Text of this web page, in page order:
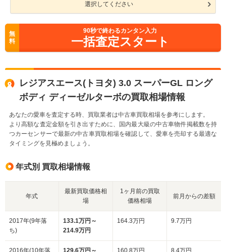
選択してください
無
料
90秒で終わるカンタン入力
一括査定スタート
レジアスエース(トヨタ) 3.0 スーパーGL ロング
ボディ ディーゼルターボの買取相場情報
あなたの愛車を査定する時、買取業者は中古車買取相場を参考にします。
より高額な査定金額を引き出すために、国内最大級の中古車物件掲載数を持
つカーセンサーで最新の中古車買取相場を確認して、愛車を売却する最適な
タイミングを見極めましょう。
年式別 買取相場情報
年式
最新買取価格相
場
1ヶ月前の買取
価格相場
前月からの差額
2017年(9年落
ち)
133.1万円～
214.9万円
164.3万円 9.7万円
2016年(10年落
129.6万円～
160.8万円 8.4万円